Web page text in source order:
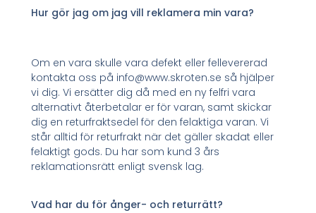
Hur gör jag om jag vill reklamera min vara?
Om en vara skulle vara defekt eller fellevererad
kontakta oss på info@www.skroten.se så hjälper
vi dig. Vi ersätter dig då med en ny felfri vara
alternativt återbetalar er för varan, samt skickar
dig en returfraktsedel för den felaktiga varan. Vi
står alltid för returfrakt när det gäller skadat eller
felaktigt gods. Du har som kund 3 års
reklamationsrätt enligt svensk lag.
Vad har du för ånger- och returrätt?